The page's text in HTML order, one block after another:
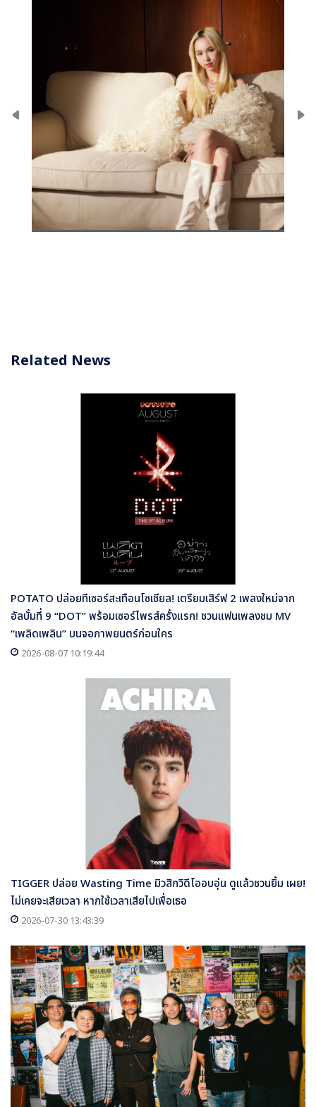
Related News
POTATO ปล่อยทีเซอร์สะเทือนโซเชียล! เตรียมเสิร์ฟ 2 เพลงใหม่จาก
อัลบั้มที่ 9 “DOT” พร้อมเซอร์ไพรส์ครั้งแรก! ชวนแฟนเพลงชม MV
“เพลิดเพลิน” บนจอภาพยนตร์ก่อนใคร
2026-08-07 10:19:44
TIGGER ปล่อย Wasting Time มิวสิกวิดีโออบอุ่น ดูแล้วชวนยิ้ม เผย!
ไม่เคยจะเสียเวลา หากใช้เวลาเสียไปเพื่อเธอ
2026-07-30 13:43:39